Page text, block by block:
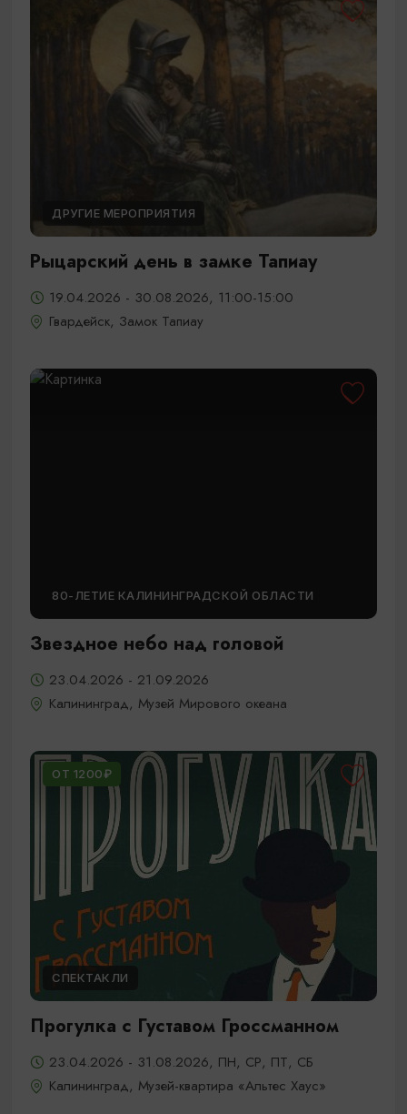
ДРУГИЕ МЕРОПРИЯТИЯ
Рыцарский день в замке Тапиау
19.04.2026 - 30.08.2026, 11:00-15:00
Гвардейск, Замок Тапиау
80-ЛЕТИЕ КАЛИНИНГРАДСКОЙ ОБЛАСТИ
Звездное небо над головой
23.04.2026 - 21.09.2026
Калининград, Музей Мирового океана
ОТ 1200₽
СПЕКТАКЛИ
Прогулка с Густавом Гроссманном
23.04.2026 - 31.08.2026, ПН, СР, ПТ, СБ
Калининград, Музей-квартира «Альтес Хаус»